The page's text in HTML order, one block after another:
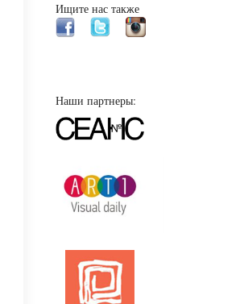
Ищите нас также
Наши партнеры: